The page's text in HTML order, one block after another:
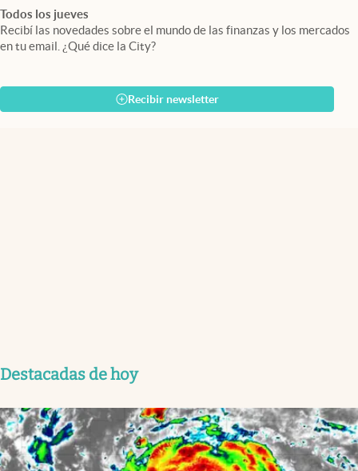
Todos los jueves
Recibí las novedades sobre el mundo de las finanzas y los mercados
en tu email. ¿Qué dice la City?
Recibir newsletter
Destacadas de hoy